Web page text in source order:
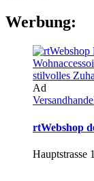
Werbung:
Ad
rtWebshop
Hauptstrasse